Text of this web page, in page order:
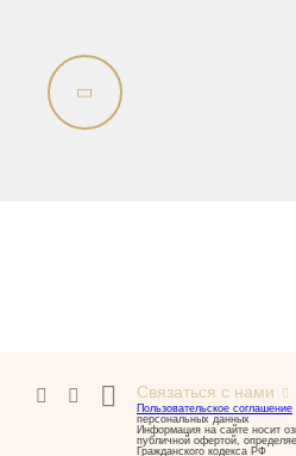
Связаться с нами
Пользовательское соглашение
персональных данных
Информация на сайте носит
публичной офертой,
Гражданского кодекса РФ